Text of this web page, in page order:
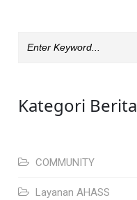
Kategori Berita
COMMUNITY
Layanan AHASS